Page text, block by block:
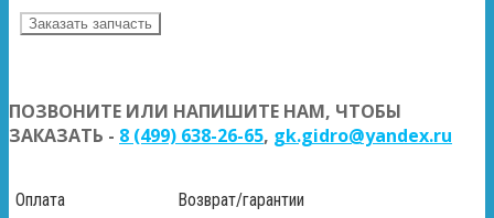
Заказать запчасть
ПОЗВОНИТЕ ИЛИ НАПИШИТЕ НАМ, ЧТОБЫ
ЗАКАЗАТЬ - 8 (499) 638-26-65, gk.gidro@yandex.ru
Оплата Возврат/гарантии